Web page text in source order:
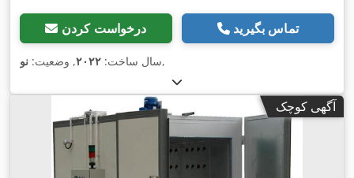
درخواست کردن تماس بگیرید
سال ساخت: ۲۰۲۲, وضعیت: نو ,
آگهی کوچک